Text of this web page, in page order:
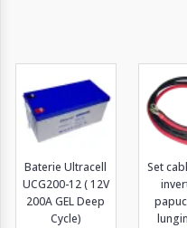
Baterie Ultracell
UCG200-12 ( 12V
200A GEL Deep
Cycle)
Set